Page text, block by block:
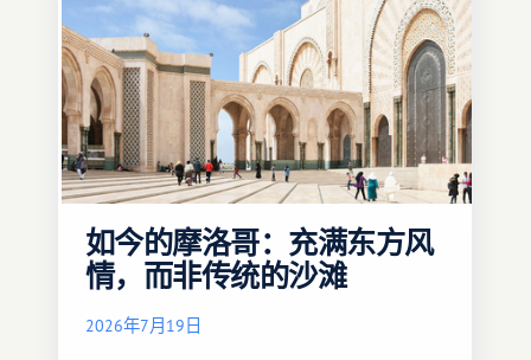
如今的摩洛哥：充满东方风
情，而非传统的沙滩
2026年7月19日